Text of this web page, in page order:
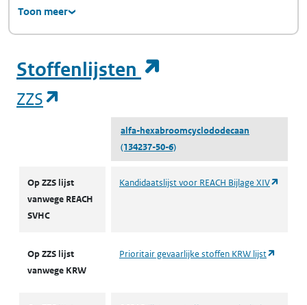
Toon meer
Stoffenlijsten
ZZS
alfa-hexabroomcyclododecaan
(134237-50-6)
Op ZZS lijst
vanwege REACH
SVHC
Kandidaatslijst voor REACH Bijlage XIV
Op ZZS lijst
vanwege KRW
Prioritair gevaarlijke stoffen KRW lijst